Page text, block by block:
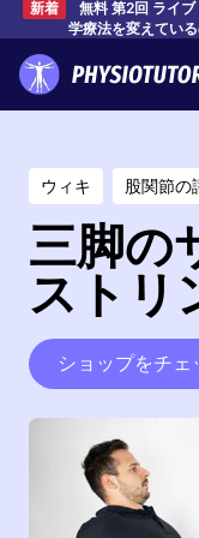
新着
無料 第2回 ライ
学療法を変えてい
ウィキ 股関節の
三脚の
ストリ
ショップをチェ